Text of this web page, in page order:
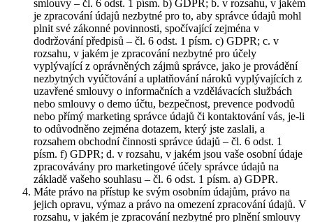
smlouvy – čl. 6 odst. 1 písm. b) GDPR; b. v rozsahu, v jakém
je zpracování údajů nezbytné pro to, aby správce údajů mohl
plnit své zákonné povinnosti, spočívající zejména v
dodržování předpisů – čl. 6 odst. 1 písm. c) GDPR; c. v
rozsahu, v jakém je zpracování nezbytné pro účely
vyplývající z oprávněných zájmů správce, jako je provádění
nezbytných vyúčtování a uplatňování nároků vyplývajících z
uzavřené smlouvy o informačních a vzdělávacích službách
nebo smlouvy o demo účtu, bezpečnost, prevence podvodů
nebo přímý marketing správce údajů či kontaktování vás, je-li
to odůvodněno zejména dotazem, který jste zaslali, a
rozsahem obchodní činnosti správce údajů – čl. 6 odst. 1
písm. f) GDPR; d. v rozsahu, v jakém jsou vaše osobní údaje
zpracovávány pro marketingové účely správce údajů na
základě vašeho souhlasu – čl. 6 odst. 1 písm. a) GDPR.
Máte právo na přístup ke svým osobním údajům, právo na
jejich opravu, výmaz a právo na omezení zpracování údajů. V
rozsahu, v jakém je zpracování nezbytné pro plnění smlouvy